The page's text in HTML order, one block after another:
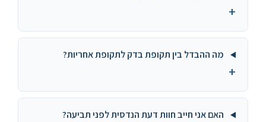
מה ההבדל בין תקופת בדק לתקופת אחריות?
האם אני חייב חוות דעת הנדסית לפני תביעה?